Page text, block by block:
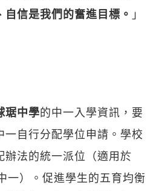
信是我們的奮進目標。 」
琚中學的中一入學資訊，要
一自行分配學位申請。學校
辦法的統一派位（適用於
一）。促進學生的五育均衡